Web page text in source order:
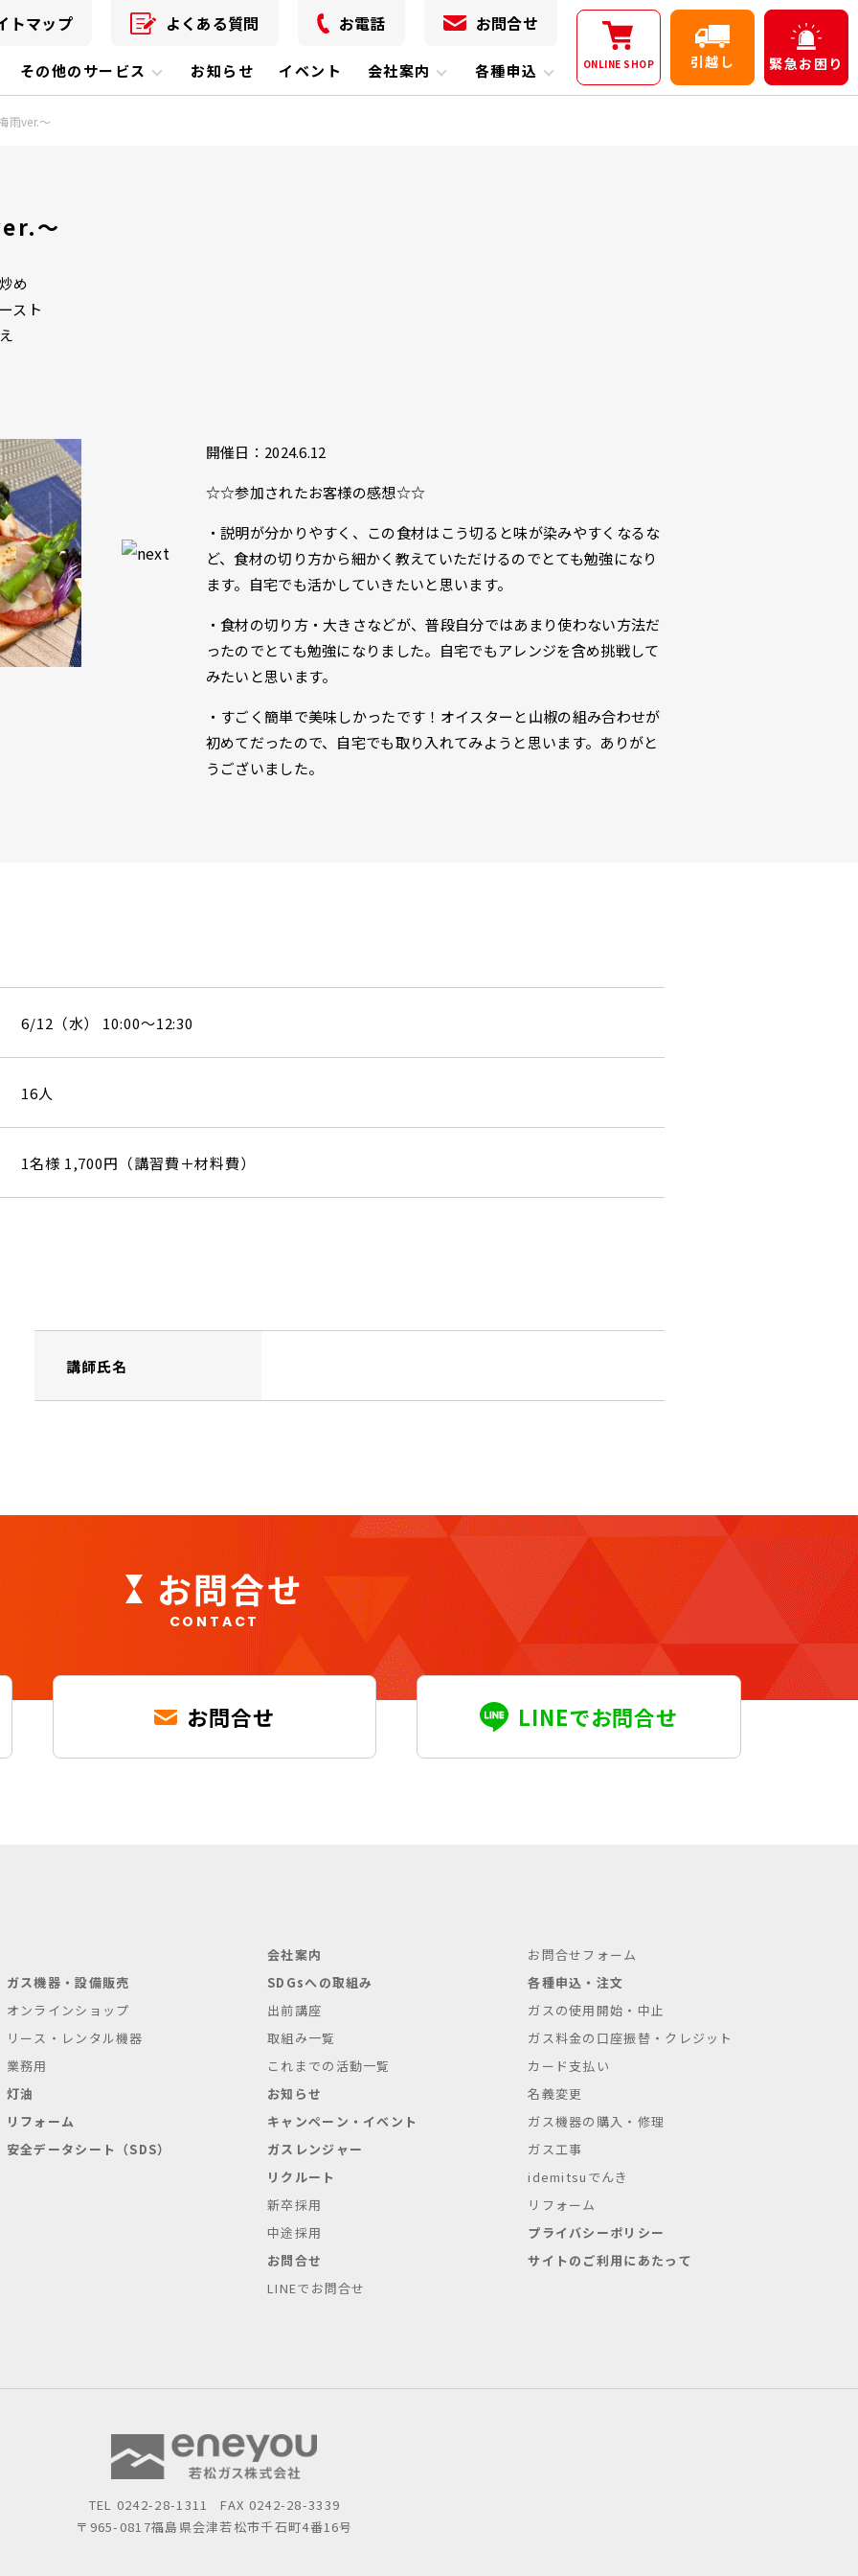
その他のサービス お知らせ イベント 会社案内 各種申込
トマップ よくある質問 お電話 お問合せ
ONLINE SHOP 引越し 緊急お困り
雨ver.～
～
め
スト
開催日：2024.6.12
☆☆参加されたお客様の感想☆☆
・説明が分かりやすく、この食材はこう切ると味が染みやすくなるな
ど、食材の切り方から細かく教えていただけるのでとても勉強になり
ます。自宅でも活かしていきたいと思います。
・食材の切り方・大きさなどが、普段自分ではあまり使わない方法だ
ったのでとても勉強になりました。自宅でもアレンジを含め挑戦して
みたいと思います。
・すごく簡単で美味しかったです！オイスターと山椒の組み合わせが
初めてだったので、自宅でも取り入れてみようと思います。ありがと
うございました。
6/12（水） 10:00～12:30
16人
1名様 1,700円（講習費＋材料費）
講師氏名
お問合せ
CONTACT
お問合せ LINEでお問合せ
ガス機器・設備販売
オンラインショップ
リース・レンタル機器
業務用
灯油
リフォーム
安全データシート（SDS）
会社案内
SDGsへの取組み
出前講座
取組み一覧
これまでの活動一覧
お知らせ
キャンペーン・イベント
ガスレンジャー
リクルート
新卒採用
中途採用
お問合せ
LINEでお問合せ
お問合せフォーム
各種申込・注文
ガスの使用開始・中止
ガス料金の口座振替・クレジット
カード支払い
名義変更
ガス機器の購入・修理
ガス工事
idemitsuでんき
リフォーム
プライバシーポリシー
サイトのご利用にあたって
TEL 0242-28-1311
FAX 0242-28-3339
〒965-0817福島県会津若松市千石町4番16号